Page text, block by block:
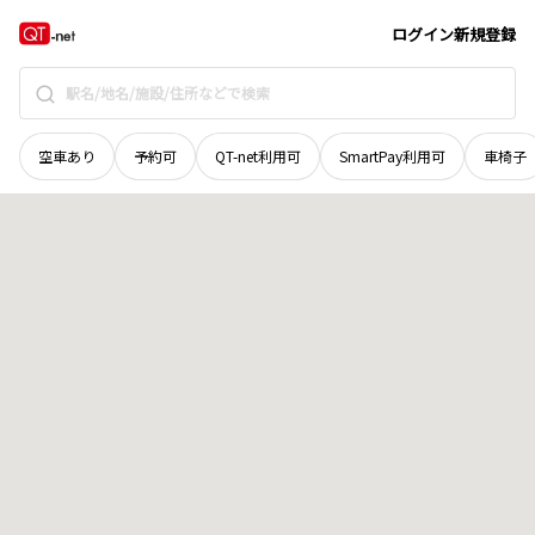
ログイン新規登録
空車あり 予約可 QT-net利用可 SmartPay利用可 車椅子
青森県